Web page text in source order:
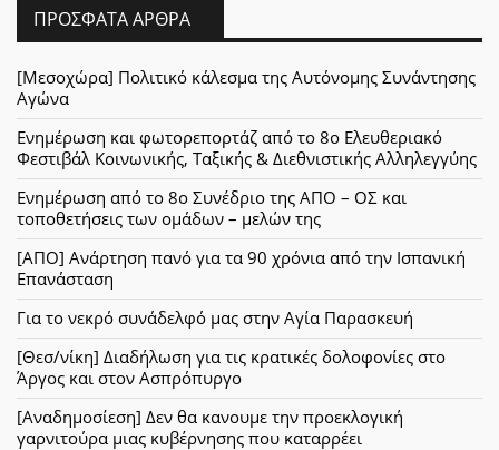
ΠΡΌΣΦΑΤΑ ΆΡΘΡΑ
[Μεσοχώρα] Πολιτικό κάλεσμα της Αυτόνομης Συνάντησης
Αγώνα
Ενημέρωση και φωτορεπορτάζ από το 8ο Ελευθεριακό
Φεστιβάλ Κοινωνικής, Ταξικής & Διεθνιστικής Αλληλεγγύης
Ενημέρωση από το 8ο Συνέδριο της ΑΠΟ – ΟΣ και
τοποθετήσεις των ομάδων – μελών της
[ΑΠΟ] Ανάρτηση πανό για τα 90 χρόνια από την Ισπανική
Επανάσταση
Για το νεκρό συνάδελφό μας στην Αγία Παρασκευή
[Θεσ/νίκη] Διαδήλωση για τις κρατικές δολοφονίες στο
Άργος και στον Ασπρόπυργο
[Αναδημοσίεση] Δεν θα κανουμε την προεκλογική
γαρνιτούρα μιας κυβέρνησης που καταρρέει